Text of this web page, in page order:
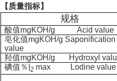
【质量指标】
规格
酸值mgKOH/g Acid value
皂化值mgKOH/g Saponification
value
羟值mgKOH/g Hydroxyl
碘值％ 2 max Lodine value